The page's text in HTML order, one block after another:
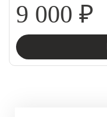
9 000 ₽